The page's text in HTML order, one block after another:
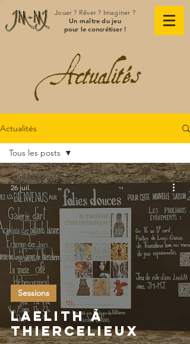
Jouer ? Rêver ? Imaginer ?
Un maître du jeu
pour le concrétiser !
Actualités
Tous les posts
Sessions
News
JMMJ
Publications
Tous les posts
Laelith à
Thiercelieux
Sessions
26 juil.